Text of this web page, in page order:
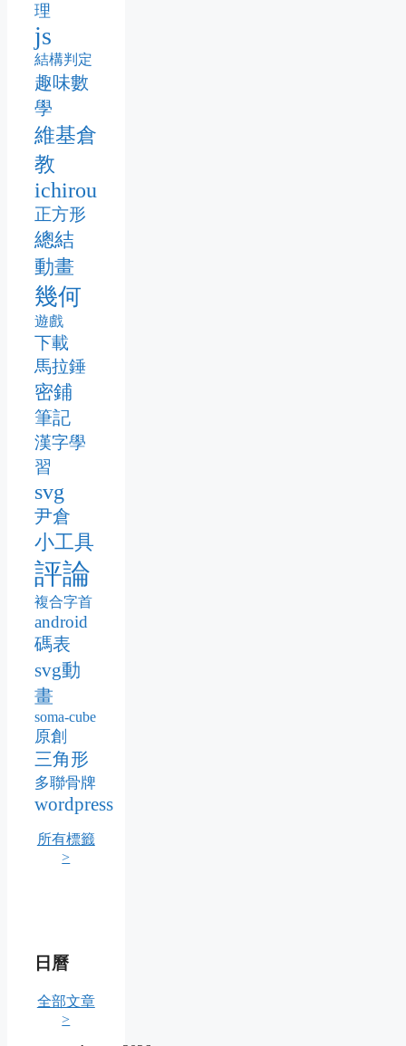
理
js
結構判定
趣味數
學
維基倉
教
ichirou
正方形
總結
動畫
幾何
遊戲
下載
馬拉錘
密鋪
筆記
漢字學
習
svg
尹倉
小工具
評論
複合字首
android
碼表
svg動
畫
soma-cube
原創
三角形
多聯骨牌
wordpress
所有標籤
>
日曆
全部文章
>